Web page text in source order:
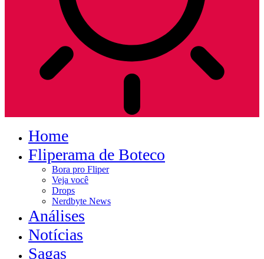
Home
Fliperama de Boteco
Bora pro Fliper
Veja você
Drops
Nerdbyte News
Análises
Notícias
Sagas